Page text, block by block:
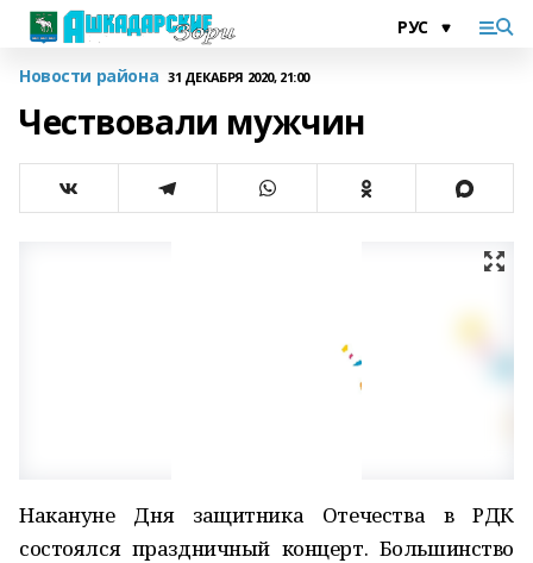
Новости района 31 ДЕКАБРЯ 2020, 21:00
Чествовали мужчин
Накануне Дня защитника Отечества в РДК
состоялся праздничный концерт. Большинство